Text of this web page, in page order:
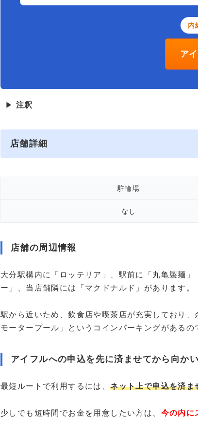
内
ア
▶ 注釈
店舗詳細
駐輪場
なし
店舗の周辺情報
大分駅構内に「ロッテリア」、駅前に「丸亀製麺
ー」、当店舗隣には「マクドナルド」があります。
駅から近いため、飲食店や喫茶店が充実しており
モータープール」というコインパーキングがあるの
アイフルへの申込を先に済ませてから向か
最短ルートで利用するには、ネット上で申込を済ま
少しでも短時間でお金を用意したい方は、 今の内に